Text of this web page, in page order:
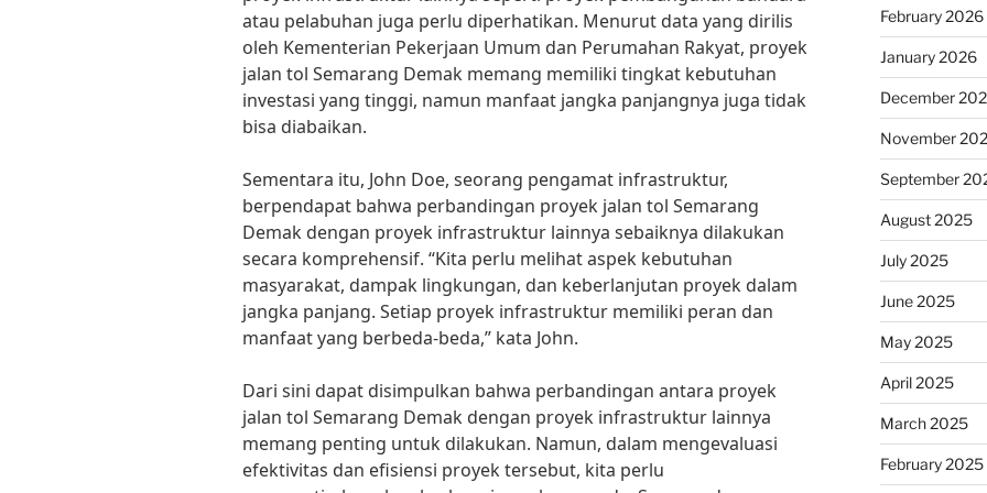
atau pelabuhan juga perlu diperhatikan. Menurut data yang dirilis
oleh Kementerian Pekerjaan Umum dan Perumahan Rakyat, proyek
jalan tol Semarang Demak memang memiliki tingkat kebutuhan
investasi yang tinggi, namun manfaat jangka panjangnya juga tidak
bisa diabaikan.
Sementara itu, John Doe, seorang pengamat infrastruktur,
berpendapat bahwa perbandingan proyek jalan tol Semarang
Demak dengan proyek infrastruktur lainnya sebaiknya dilakukan
secara komprehensif. “Kita perlu melihat aspek kebutuhan
masyarakat, dampak lingkungan, dan keberlanjutan proyek dalam
jangka panjang. Setiap proyek infrastruktur memiliki peran dan
manfaat yang berbeda-beda,” kata John.
Dari sini dapat disimpulkan bahwa perbandingan antara proyek
jalan tol Semarang Demak dengan proyek infrastruktur lainnya
memang penting untuk dilakukan. Namun, dalam mengevaluasi
efektivitas dan efisiensi proyek tersebut, kita perlu
February 2026
January 2026
December
November
September
August 2025
July 2025
June 2025
May 2025
April 2025
March 2025
February 2025